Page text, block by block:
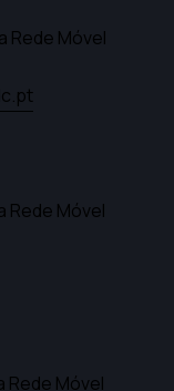
Rede Móvel
Rede Móvel
Rede Móvel